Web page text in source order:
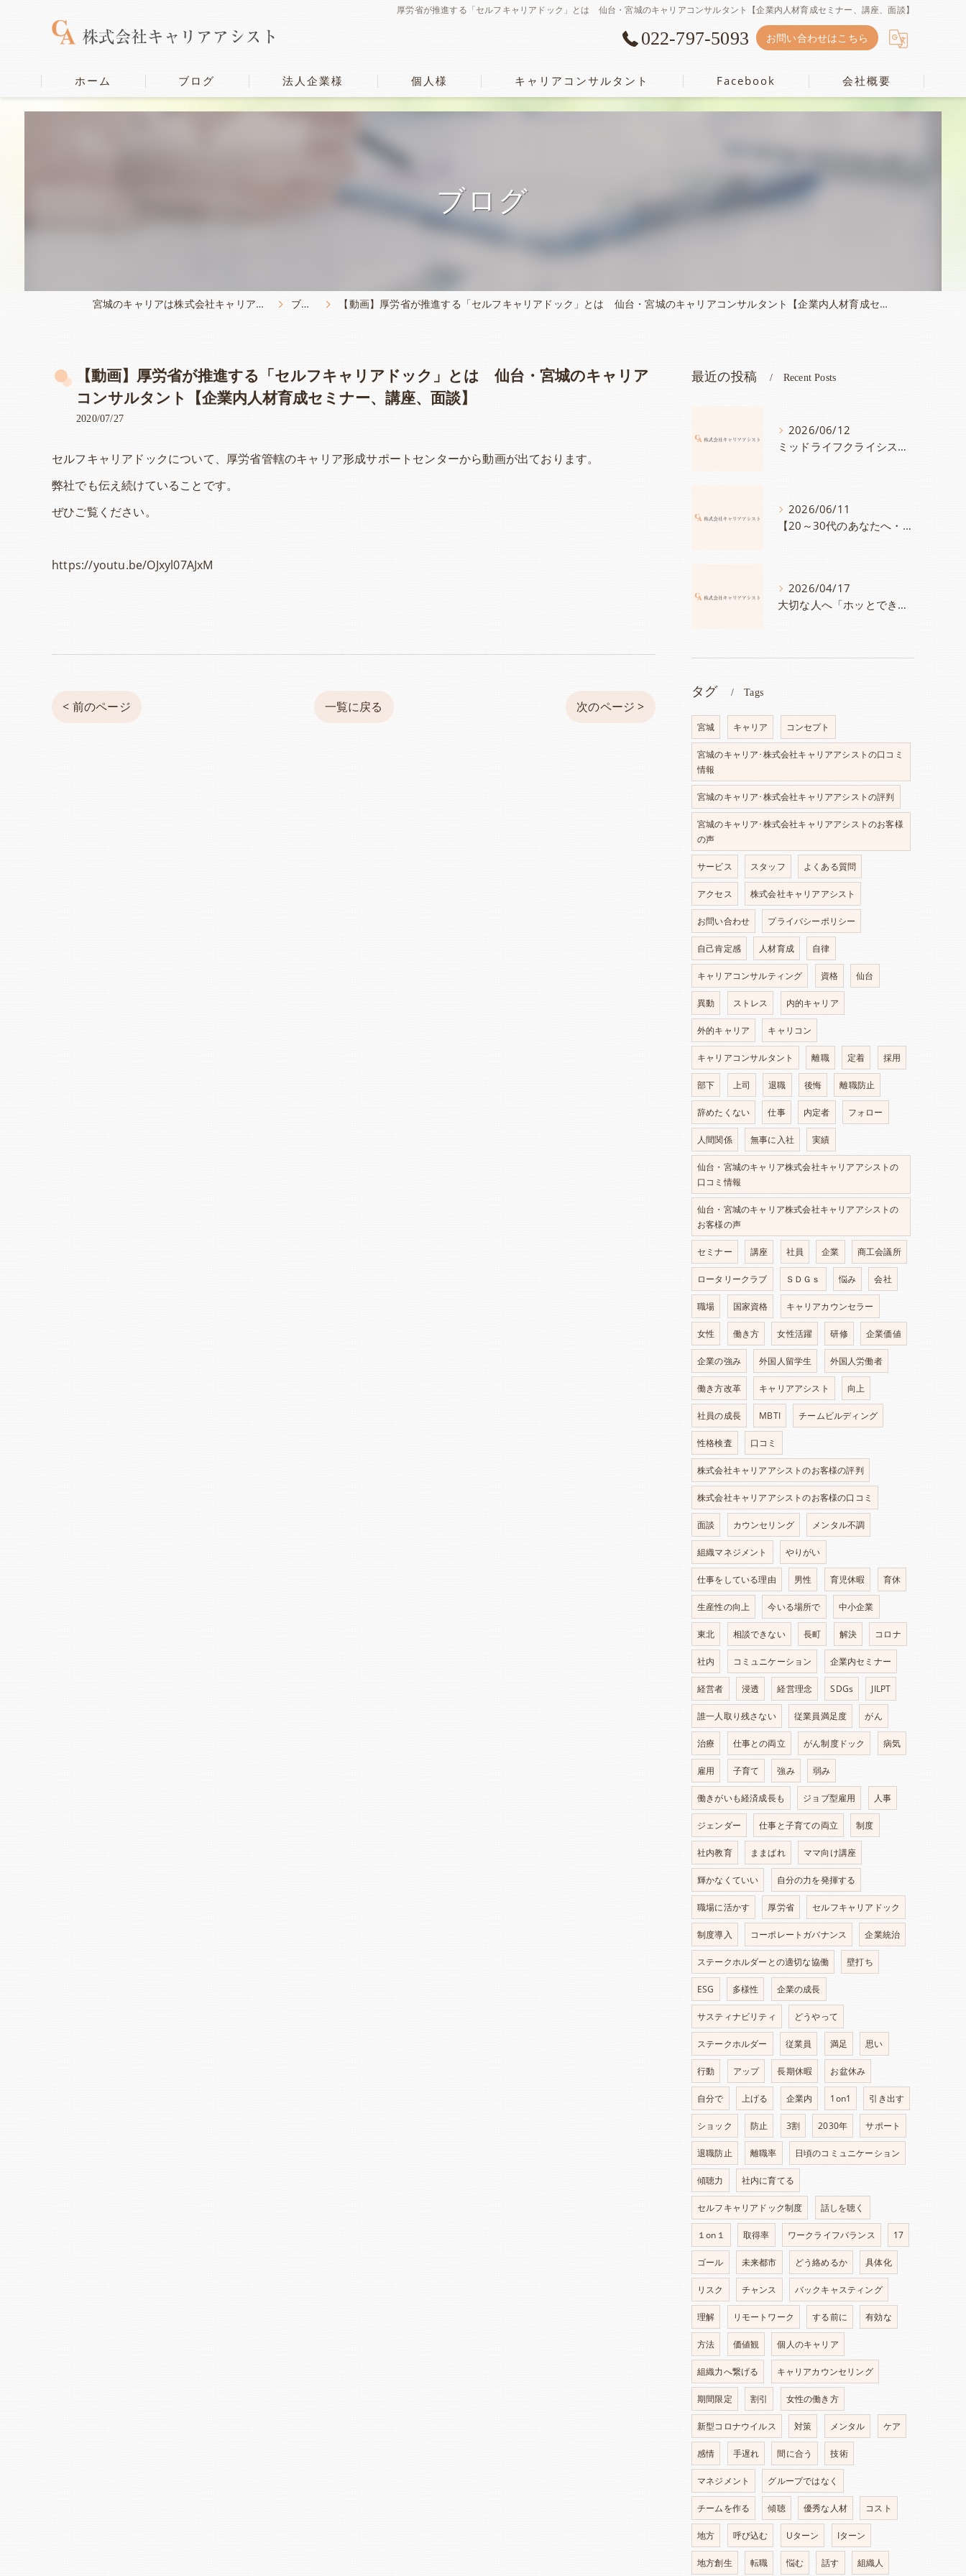
厚労省が推進する「セルフキャリアドック」とは 仙台・宮城のキャリアコンサルタント【企業内人材育成セミナー、講座、面談】
022-797-5093 お問い合わせはこちら
ホーム ブログ 法人企業様 個人様 キャリアコンサルタント Facebook 会社概要
ブログ
宮城のキャリアは株式会社キャリアアシスト ブログ 【動画】厚労省が推進する「セルフキャリアドック」とは 仙台・宮城のキャリアコンサルタント【企業内人材育成セミナー、講座、面談】
【動画】厚労省が推進する「セルフキャリアドック」とは 仙台・宮城のキャリア
コンサルタント【企業内人材育成セミナー、講座、面談】
2020/07/27
セルフキャリアドックについて、厚労省管轄のキャリア形成サポートセンターから動画が出ております。
弊社でも伝え続けていることです。
ぜひご覧ください。
https://youtu.be/OJxyl07AJxM
< 前のページ 一覧に戻る 次のページ >
最近の投稿 Recent Posts
2026/06/12
ミッドライフクライシス対策にも【40代～50代のあなたへ・講座案内】あなたが持つ宝物に気づいていますか？「人生は続く・自分の持つ宝物を見つけて、さらにキャリアに活かす方法」
2026/06/11
【20～30代のあなたへ・講座案内】このままでいいのかな？と思ったら「自分の＜大切にしたいこと＞と＜強み＞を知って、満足度100％のキャリアを手に入れる」
2026/04/17
大切な人へ「ホッとできる時間」をプレゼントしませんか？～チケット発売スタート～
タグ Tags
宮城 キャリア コンセプト
宮城のキャリア･株式会社キャリアアシストの口コミ
情報
宮城のキャリア･株式会社キャリアアシストの評判
宮城のキャリア･株式会社キャリアアシストのお客様
の声
サービス スタッフ よくある質問
アクセス 株式会社キャリアアシスト
お問い合わせ プライバシーポリシー
自己肯定感 人材育成 自律
キャリアコンサルティング 資格 仙台
異動 ストレス 内的キャリア
外的キャリア キャリコン
キャリアコンサルタント 離職 定着 採用
部下 上司 退職 後悔 離職防止
辞めたくない 仕事 内定者 フォロー
人間関係 無事に入社 実績
仙台・宮城のキャリア株式会社キャリアアシストの
口コミ情報
仙台・宮城のキャリア株式会社キャリアアシストの
お客様の声
セミナー 講座 社員 企業 商工会議所
ロータリークラブ ＳＤＧｓ 悩み 会社
職場 国家資格 キャリアカウンセラー
女性 働き方 女性活躍 研修 企業価値
企業の強み 外国人留学生 外国人労働者
働き方改革 キャリアアシスト 向上
社員の成長 MBTI チームビルディング
性格検査 口コミ
株式会社キャリアアシストのお客様の評判
株式会社キャリアアシストのお客様の口コミ
面談 カウンセリング メンタル不調
組織マネジメント やりがい
仕事をしている理由 男性 育児休暇 育休
生産性の向上 今いる場所で 中小企業
東北 相談できない 長町 解決 コロナ
社内 コミュニケーション 企業内セミナー
経営者 浸透 経営理念 SDGs JILPT
誰一人取り残さない 従業員満足度 がん
治療 仕事との両立 がん制度ドック 病気
雇用 子育て 強み 弱み
働きがいも経済成長も ジョブ型雇用 人事
ジェンダー 仕事と子育ての両立 制度
社内教育 ままぱれ ママ向け講座
輝かなくていい 自分の力を発揮する
職場に活かす 厚労省 セルフキャリアドック
制度導入 コーポレートガバナンス 企業統治
ステークホルダーとの適切な協働 壁打ち
ESG 多様性 企業の成長
サスティナビリティ どうやって
ステークホルダー 従業員 満足 思い
行動 アップ 長期休暇 お盆休み
自分で 上げる 企業内 1on1 引き出す
ショック 防止 3割 2030年 サポート
退職防止 離職率 日頃のコミュニケーション
傾聴力 社内に育てる
セルフキャリアドック制度 話しを聴く
１on１ 取得率 ワークライフバランス 17
ゴール 未来都市 どう絡めるか 具体化
リスク チャンス バックキャスティング
理解 リモートワーク する前に 有効な
方法 価値観 個人のキャリア
組織力へ繋げる キャリアカウンセリング
期間限定 割引 女性の働き方
新型コロナウイルス 対策 メンタル ケア
感情 手遅れ 間に合う 技術
マネジメント グループではなく
チームを作る 傾聴 優秀な人材 コスト
地方 呼び込む Uターン Iターン
地方創生 転職 悩む 話す 組織人